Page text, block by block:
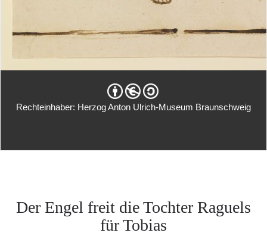
Rechteinhaber: Herzog Anton Ulrich-Museum Braunschweig
Der Engel freit die Tochter Raguels
für Tobias